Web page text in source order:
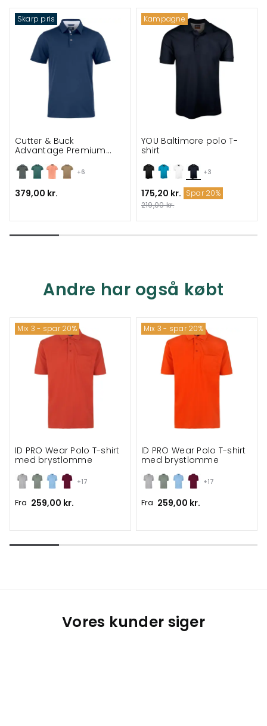
Skarp pris
+6
Cutter & Buck
Advantage Premium
379,00 kr.
Kampagne
+3
YOU Baltimore polo T-
shirt
175,20 kr. Spar 20%
219,00 kr.
Andre har også købt
Mix 3 - spar 20%
+17
ID PRO Wear Polo T-shirt
med brystlomme
Fra 259,00 kr.
Mix 3 - spar 20%
+17
ID PRO Wear Polo T-shirt
med brystlomme
Fra 259,00 kr.
Vores kunder siger